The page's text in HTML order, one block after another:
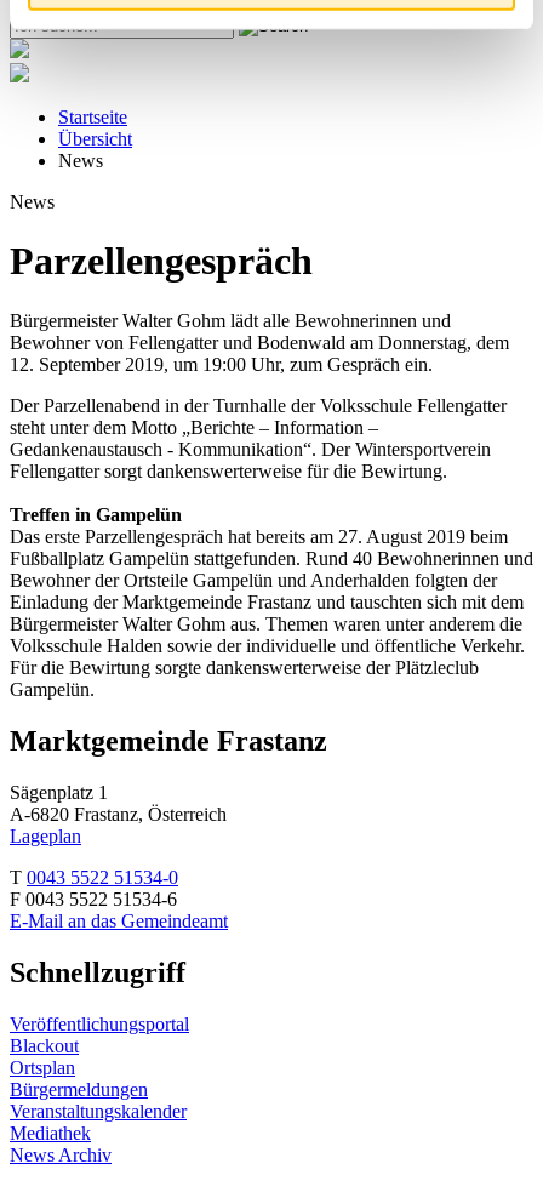
Startseite
Übersicht
News
News
Parzellengespräch
Bürgermeister Walter Gohm lädt alle Bewohnerinnen und
Bewohner von Fellengatter und Bodenwald am Donnerstag, dem
12. September 2019, um 19:00 Uhr, zum Gespräch ein.
Der Parzellenabend in der Turnhalle der Volksschule Fellengatter
steht unter dem Motto „Berichte – Information –
Gedankenaustausch - Kommunikation“. Der Wintersportverein
Fellengatter sorgt dankenswerterweise für die Bewirtung.
Treffen in Gampelün
Das erste Parzellengespräch hat bereits am 27. August 2019 beim
Fußballplatz Gampelün stattgefunden. Rund 40 Bewohnerinnen und
Bewohner der Ortsteile Gampelün und Anderhalden folgten der
Einladung der Marktgemeinde Frastanz und tauschten sich mit dem
Bürgermeister Walter Gohm aus. Themen waren unter anderem die
Volksschule Halden sowie der individuelle und öffentliche Verkehr.
Für die Bewirtung sorgte dankenswerterweise der Plätzleclub
Gampelün.
Marktgemeinde Frastanz
Sägenplatz 1
A-6820 Frastanz, Österreich
Lageplan
T 0043 5522 51534-0
F 0043 5522 51534-6
E-Mail an das Gemeindeamt
Schnellzugriff
Veröffentlichungsportal
Blackout
Ortsplan
Bürgermeldungen
Veranstaltungskalender
Mediathek
News Archiv